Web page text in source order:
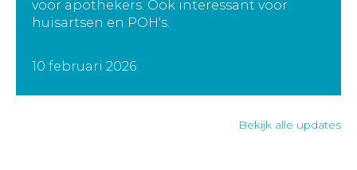
voor apothekers. Ook interessant voor
huisartsen en POH's.
10 februari 2026
Bekijk alle updates